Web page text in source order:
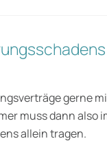
gerne
muss dann also
allein tragen.